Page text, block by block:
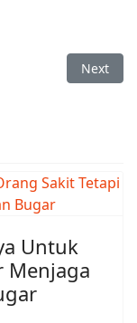
Next
Next
Untuk
Menjaga